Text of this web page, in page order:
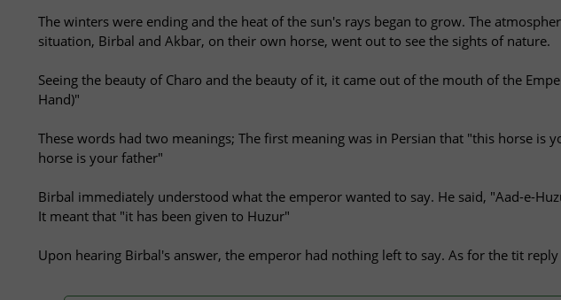
The winters were ending and the heat of the sun's rays began to grow. The
situation, Birbal and Akbar, on their own horse, went out to see the sights of nature.
Seeing the beauty of Charo and the beauty of it, it came out of the mouth of the
Hand)"
These words had two meanings; The first meaning was in Persian that "this horse is
horse is your father"
Birbal immediately understood what the emperor wanted to say. He said, "Aad-e-
It meant that "it has been given to Huzur"
Upon hearing Birbal's answer, the emperor had nothing left to say. As for the tit reply